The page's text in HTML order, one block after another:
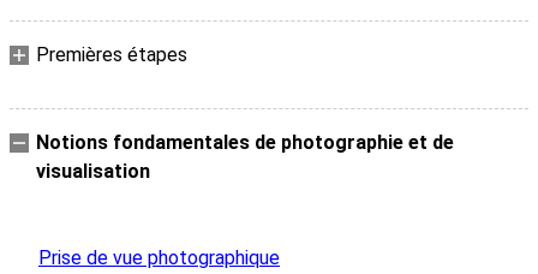
Premières étapes
Notions fondamentales de photographie et de
visualisation
Prise de vue photographique